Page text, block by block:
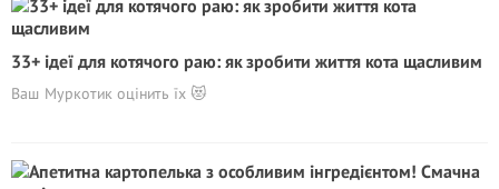
33+ ідеї для котячого раю: як зробити життя кота щасливим
Ваш Муркотик оцінить їх 😻